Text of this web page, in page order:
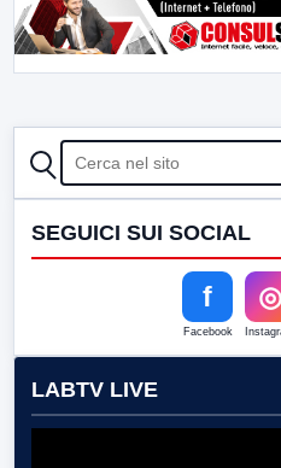
CERCA
SEGUICI SUI SOCIAL
f
Facebook
◎
LABTV LIVE